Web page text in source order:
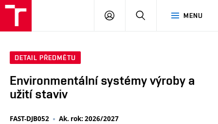
MENU
PŘIHLÁSIT
DETAIL PŘEDMĚTU
Environmentální systémy výroby a
užití staviv
FAST-DJB052 Ak. rok: 2026/2027